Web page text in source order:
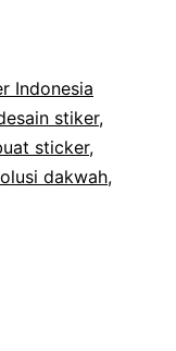
Indonesia
stiker,
sticker,
dakwah,